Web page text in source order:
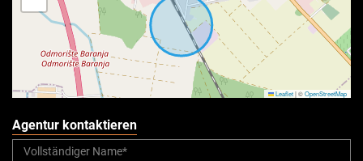
Leaflet|©OpenStreetMap
Agentur kontaktieren